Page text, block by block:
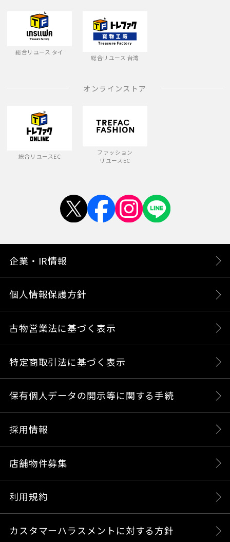
総合リユース タイ
総合リユース 台湾
オンラインストア
総合リユースEC
ファッション
リユースEC
企業・IR情報
個人情報保護方針
古物営業法に基づく表示
特定商取引法に基づく表示
保有個人データの開示等に関する手続
採用情報
店舗物件募集
利用規約
カスタマーハラスメントに対する方針